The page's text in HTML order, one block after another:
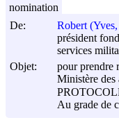
De:
Robert
président
services
Objet:
pour prendre
Ministère des
Au grade de
nomination